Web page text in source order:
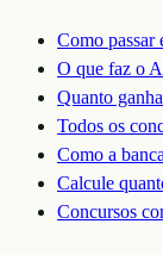
Como passar
O que faz o
Quanto
Todos os
Como a banca
Calcule
Concursos